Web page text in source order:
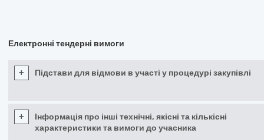
Електронні тендерні вимоги
+ Підстави для відмови в участі у процедурі закупівлі
+
Інформація про інші технічні, якісні та кількісні
характеристики та вимоги до учасника